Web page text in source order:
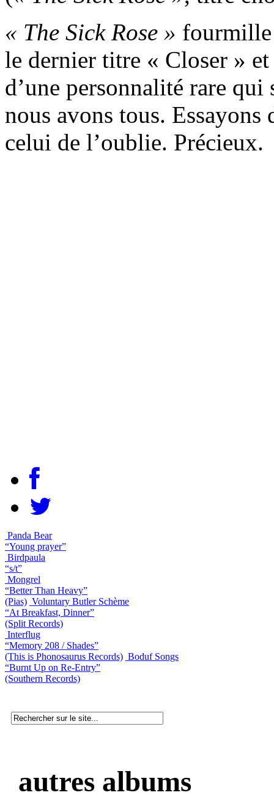
« The Sick Rose »
le dernier titre « Closer »
d’une personnalité rare qui
nous avons tous.
celui de l’oublie. Précieux.
Panda Bear
“Young prayer”
Birdpaula
“s/t”
Mongrel
“Better Than Heavy”
(Pias) Voluntary Butler Schème
“At Breakfast, Dinner”
(Split Records)
Interflug
“Memory 208 / Shades”
(This is Phonosaurus Records) Boduf Songs
“Burnt Up on Re-Entry”
(Southern Records)
autres albums